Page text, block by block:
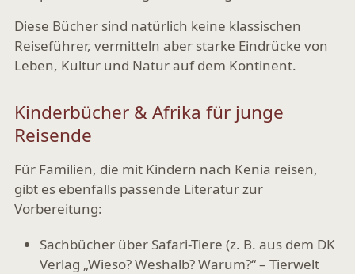
Diese Bücher sind natürlich keine klassischen
Reiseführer, vermitteln aber starke Eindrücke von
Leben, Kultur und Natur auf dem Kontinent.
Kinderbücher & Afrika für junge
Reisende
Für Familien, die mit Kindern nach Kenia reisen,
gibt es ebenfalls passende Literatur zur
Vorbereitung:
Sachbücher über Safari-Tiere (z. B. aus dem DK
Verlag „Wieso? Weshalb? Warum?“ – Tierwelt